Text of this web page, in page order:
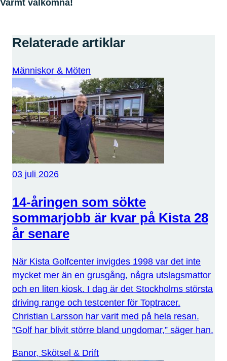
Varmt välkomna!
Relaterade artiklar
Människor & Möten
03 juli 2026
14-åringen som sökte
sommarjobb är kvar på Kista 28
år senare
När Kista Golfcenter invigdes 1998 var det inte
mycket mer än en grusgång, några utslagsmattor
och en liten kiosk. I dag är det Stockholms största
driving range och testcenter för Toptracer.
Christian Larsson har varit med på hela resan.
”Golf har blivit större bland ungdomar,” säger han.
Banor, Skötsel & Drift